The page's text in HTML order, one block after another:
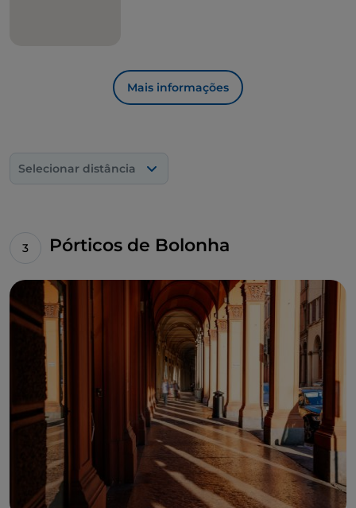
Mais informações
Selecionar distância
Pórticos de Bolonha